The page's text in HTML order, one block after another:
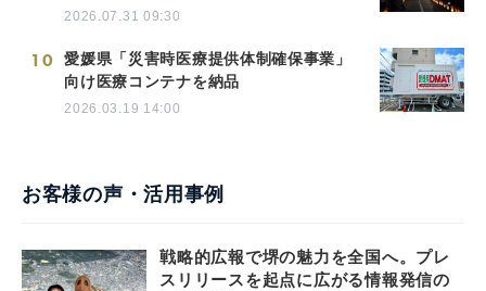
2026.07.31 09:30
10
愛媛県「災害時医療提供体制確保事業」
向け医療コンテナを納品
2026.03.19 14:00
お客様の声・活用事例
戦略的広報で堺の魅力を全国へ。プレ
スリリースを起点に広がる情報発信の